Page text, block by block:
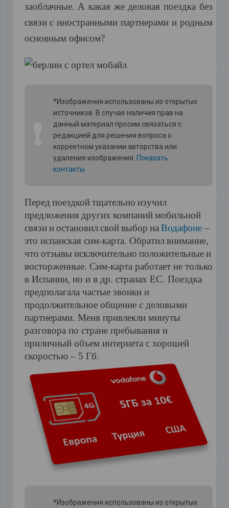
заоблачные. А какая же деловая поездка без
связи с иностранными партнерами и родным
основным офисом?
*Изображения использованы из открытых
источников. В случае наличия прав на
данный материал просим связаться с
редакцией для решения вопроса о
корректном указании авторства или
удаления изображения. Показать
контакты
Перед поездкой тщательно изучил
предложения других компаний мобильной
связи и остановил свой выбор на Водафоне–
это испанская сим-карта. Обратил внимание,
что отзывы исключительно положительные и
восторженные. Сим-карта работает не только
в Испании, но и в др. странах ЕС. Поездка
предполагала частые звонки и
продолжительное общение с деловыми
партнерами. Меня привлекли минуты
разговора по стране пребывания и
приличный объем интернета с хорошей
скоростью – 5 Гб.
*Изображения использованы из открытых